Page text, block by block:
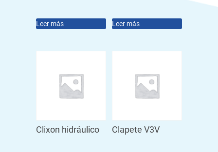
Leer más Leer más
Clixon hidráulico Clapete V3V